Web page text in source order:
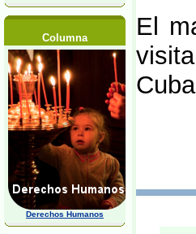
Columna
Derechos Humanos
El